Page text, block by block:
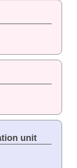
unit